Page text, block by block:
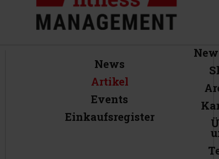
News
Artikel
Events
Einkaufsregister